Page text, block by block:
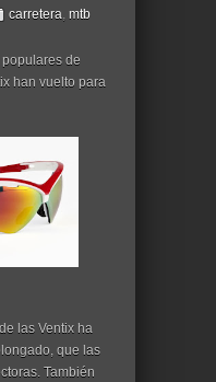
carretera, mtb
de
han vuelto para
las Ventix ha
que las
También